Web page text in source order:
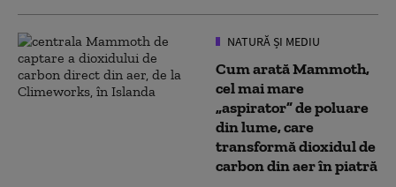
NATURĂ ȘI MEDIU
Cum arată Mammoth,
cel mai mare
„aspirator” de poluare
din lume, care
transformă dioxidul de
carbon din aer în piatră